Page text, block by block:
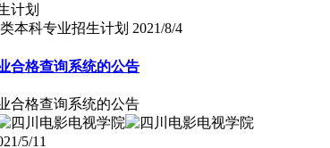
本科专业招生计划 2021/8/4
合格查询系统的公告
合格查询系统的公告
5/11